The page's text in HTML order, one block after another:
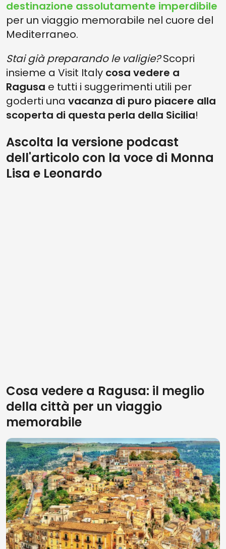
destinazione assolutamente imperdibile
per un viaggio memorabile nel cuore del
Mediterraneo.
Stai già preparando le valigie?Scopri
insieme a Visit Italy cosa vedere a
Ragusa e tutti i suggerimenti utili per
goderti una vacanza di puro piacere alla
scoperta di questa perla della Sicilia!
Ascolta la versione podcast
dell'articolo con la voce di Monna
Lisa e Leonardo
Cosa vedere a Ragusa: il meglio
della città per un viaggio
memorabile